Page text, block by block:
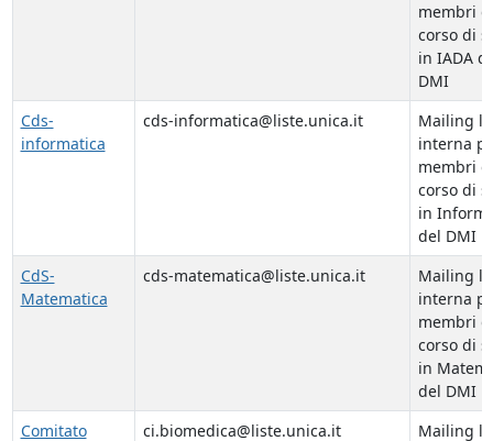
membri
corso di
in IADA
DMI
Cds-
informatica
cds-informatica@liste.unica.it
Mailing
interna
membri
corso di
in
del DMI
CdS-
Matematica
cds-matematica@liste.unica.it
Mailing
interna
membri
corso di
in
del DMI
Comitato
ci.biomedica@liste.unica.it
Mailing